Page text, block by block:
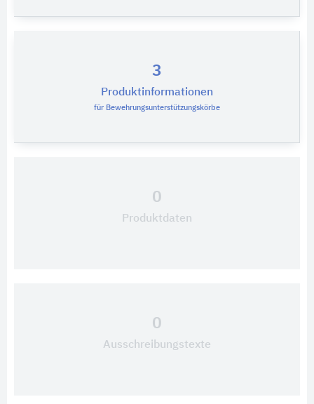
3
Produktinformationen
für Bewehrungsunterstützungskörbe
0
Produktdaten
0
Ausschreibungstexte